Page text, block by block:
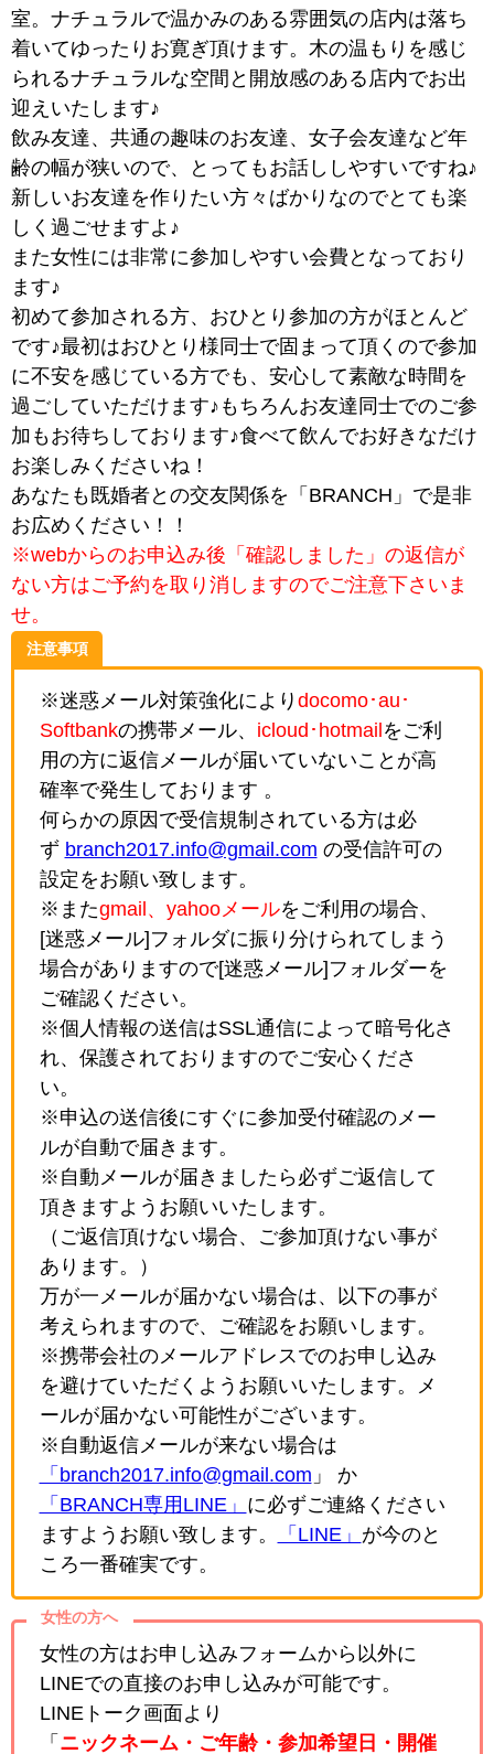
室。 ナチュラルで温かみのある雰囲気の店内は落ち
着いてゆったりお寛ぎ頂けます。 木の温もりを感じ
られるナチュラルな空間と開放感のある店内でお出
迎えいたします♪
飲み友達、共通の趣味のお友達、女子会友達など年
齢の幅が狭いので、とってもお話ししやすいですね♪
新しいお友達を作りたい方々ばかりなのでとても楽
しく過ごせますよ♪
また女性には非常に参加しやすい会費となっており
ます♪
初めて参加される方、おひとり参加の方がほとんど
です♪最初はおひとり様同士で固まって頂くので参加
に不安を感じている方でも、安心して素敵な時間を
過ごしていただけます♪もちろんお友達同士でのご参
加もお待ちしております♪食べて飲んでお好きなだけ
お楽しみくださいね！
あなたも既婚者との交友関係を「BRANCH」で是非
お広めください！！
※webからのお申込み後「確認しました」の返信が
ない方はご予約を取り消しますのでご注意下さいま
せ。
注意事項
※迷惑メール対策強化により docomo･au･
Softbankの携帯メール、 icloud･hotmail をご利
用の方に返信メールが届いていないことが高
確率で発生しております 。
何らかの原因で受信規制されている方は必
ず branch2017.info@gmail.com の受信許可の
設定をお願い致します。
※またgmail、yahooメールをご利用の場合、
[迷惑メール]フォルダに振り分けられてしまう
場合がありますので[迷惑メール]フォルダーを
ご確認ください。
※個人情報の送信はSSL通信によって暗号化さ
れ、保護されておりますのでご安心くださ
い。
※申込の送信後にすぐに参加受付確認のメー
ルが自動で届きます。
※自動メールが届きましたら必ずご返信して
頂きますようお願いいたします。
（ご返信頂けない場合、ご参加頂けない事が
あります。）
万が一メールが届かない場合は、以下の事が
考えられますので、ご確認をお願いします。
※携帯会社のメールアドレスでのお申し込み
を避けていただくようお願いいたします。メ
ールが届かない可能性がございます。
※自動返信メールが来ない場合は
「branch2017.info@gmail.com 」 か
「BRANCH専用LINE」 に必ずご連絡ください
ますようお願い致します。
「LINE」 が今のと
ころ一番確実です。
女性の方へ
女性の方はお申し込みフォームから以外に
LINEでの直接のお申し込みが可能です。
LINEトーク画面より
「 ニックネーム・ご年齢・参加希望日・開催